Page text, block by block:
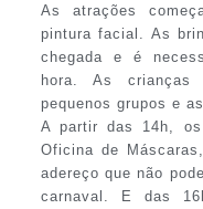
As atrações
pintura facial. As
chegada e é
hora. As crianças
pequenos grupos e
A partir das 14h, os
Oficina de
adereço que não
carnaval. E das